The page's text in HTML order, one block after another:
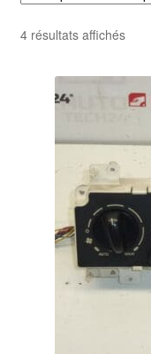
Politique de
Procédure de
Termes et conditions
4 résultats affichésTrié
plus
au